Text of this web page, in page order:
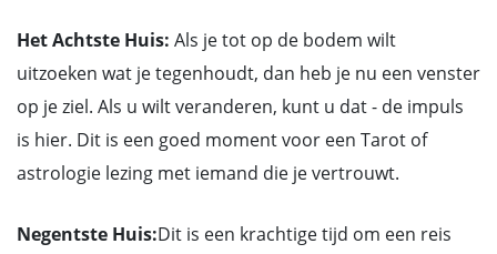
Het Achtste Huis: Als je tot op de bodem wilt
uitzoeken wat je tegenhoudt, dan heb je nu een venster
op je ziel. Als u wilt veranderen, kunt u dat - de impuls
is hier. Dit is een goed moment voor een Tarot of
astrologie lezing met iemand die je vertrouwt.
Negentste Huis:Dit is een krachtige tijd om een reis